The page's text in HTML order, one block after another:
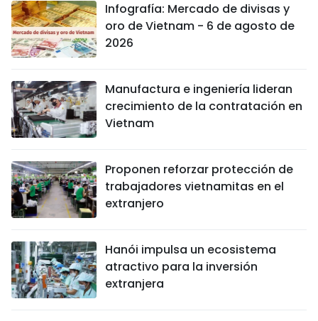
Infografía: Mercado de divisas y
oro de Vietnam - 6 de agosto de
2026
Manufactura e ingeniería lideran
crecimiento de la contratación en
Vietnam
Proponen reforzar protección de
trabajadores vietnamitas en el
extranjero
Hanói impulsa un ecosistema
atractivo para la inversión
extranjera